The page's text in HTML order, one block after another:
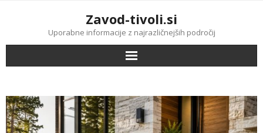
Zavod-tivoli.si
Uporabne informacije z najrazličnejših področij